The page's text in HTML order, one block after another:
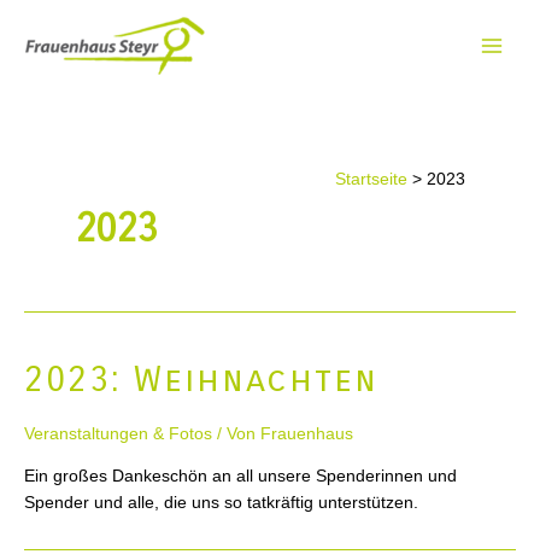
Inhalt
springen
Startseite 2023
2023
2023: Weihnachten
Veranstaltungen & Fotos / Von Frauenhaus
Ein großes Dankeschön an all unsere Spenderinnen und
Spender und alle, die uns so tatkräftig unterstützen.